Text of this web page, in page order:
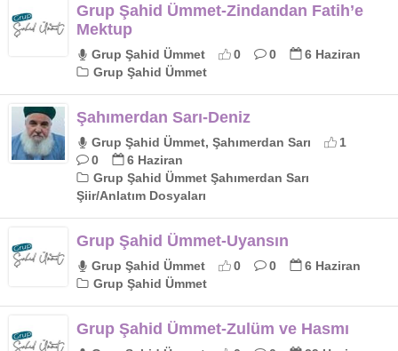
Grup Şahid Ümmet-Zindandan Fatih’e
Mektup
Grup Şahid Ümmet 0 0
6 Haziran
Grup Şahid Ümmet
Şahımerdan Sarı-Deniz
Grup Şahid Ümmet, Şahımerdan Sarı
1
0
6 Haziran
Grup Şahid Ümmet Şahımerdan Sarı
Şiir/Anlatım Dosyaları
Grup Şahid Ümmet-Uyansın
Grup Şahid Ümmet 0 0
6 Haziran
Grup Şahid Ümmet
Grup Şahid Ümmet-Zulüm ve Hasmı